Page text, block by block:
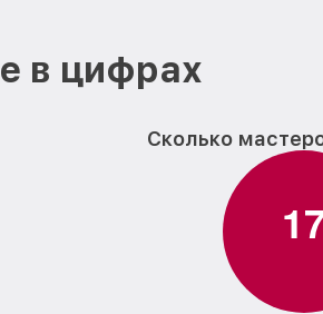
в цифрах
Сколько
1